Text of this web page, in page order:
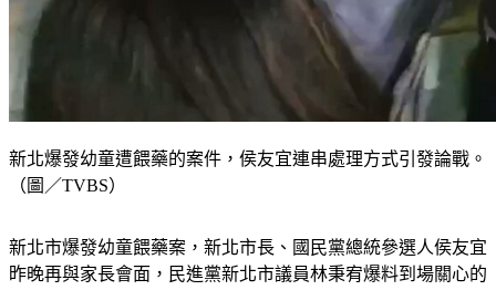
新北爆發幼童遭餵藥的案件，侯友宜連串處理方式引發論戰。
新北市爆發幼童餵藥案，新北市長、國民黨總統參選人侯友宜